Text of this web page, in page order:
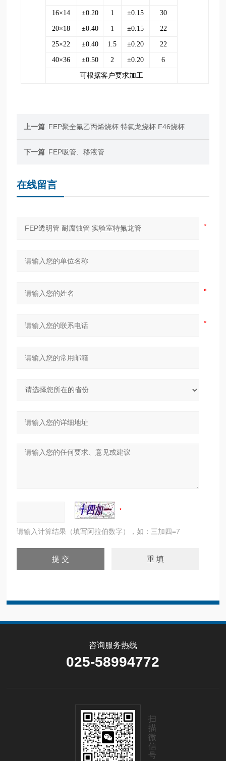
16×14 ±0.20 1 ±0.15 30
20×18 ±0.40 1 ±0.15 22
25×22 ±0.40 1.5 ±0.20 22
40×36 ±0.50 2 ±0.20 6
可根据客户要求加工
上一篇 FEP聚全氟乙丙烯烧杯 特氟龙烧杯 F46烧杯
下一篇 FEP吸管、移液管
在线留言
请输入计算结果（填写阿拉伯数字），如：三加四=7
咨询服务热线
025-58994772
扫
描
微
信
号